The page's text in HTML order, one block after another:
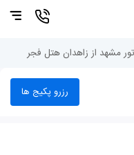
تور مشهد از زاهدان هتل فجر
رزرو پکیج ها